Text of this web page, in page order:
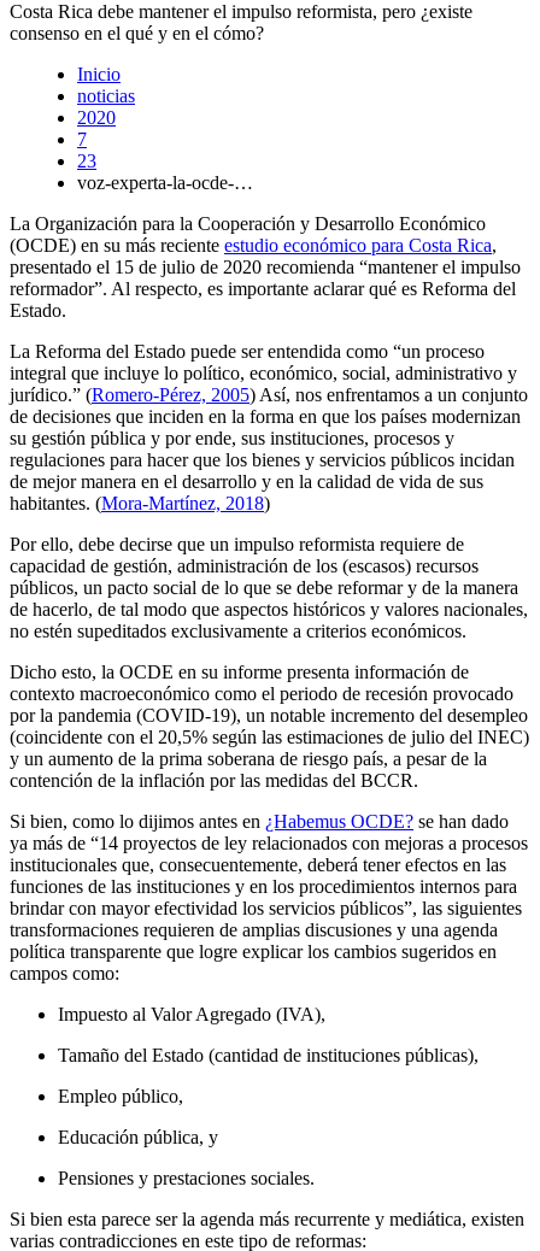
Costa Rica debe mantener el impulso reformista, pero ¿existe
consenso en el qué y en el cómo?
Inicio
noticias
2020
7
23
voz-experta-la-ocde-…
La Organización para la Cooperación y Desarrollo Económico
(OCDE) en su más reciente estudio económico para Costa Rica,
presentado el 15 de julio de 2020 recomienda “mantener el impulso
reformador”. Al respecto, es importante aclarar qué es Reforma del
Estado.
La Reforma del Estado puede ser entendida como “un proceso
integral que incluye lo político, económico, social, administrativo y
jurídico.” (Romero-Pérez, 2005) Así, nos enfrentamos a un conjunto
de decisiones que inciden en la forma en que los países modernizan
su gestión pública y por ende, sus instituciones, procesos y
regulaciones para hacer que los bienes y servicios públicos incidan
de mejor manera en el desarrollo y en la calidad de vida de sus
habitantes. (Mora-Martínez, 2018)
Por ello, debe decirse que un impulso reformista requiere de
capacidad de gestión, administración de los (escasos) recursos
públicos, un pacto social de lo que se debe reformar y de la manera
de hacerlo, de tal modo que aspectos históricos y valores nacionales,
no estén supeditados exclusivamente a criterios económicos.
Dicho esto, la OCDE en su informe presenta información de
contexto macroeconómico como el periodo de recesión provocado
por la pandemia (COVID-19), un notable incremento del desempleo
(coincidente con el 20,5% según las estimaciones de julio del INEC)
y un aumento de la prima soberana de riesgo país, a pesar de la
contención de la inflación por las medidas del BCCR.
Si bien, como lo dijimos antes en ¿Habemus OCDE? se han dado
ya más de “14 proyectos de ley relacionados con mejoras a procesos
institucionales que, consecuentemente, deberá tener efectos en las
funciones de las instituciones y en los procedimientos internos para
brindar con mayor efectividad los servicios públicos”, las siguientes
transformaciones requieren de amplias discusiones y una agenda
política transparente que logre explicar los cambios sugeridos en
campos como:
Impuesto al Valor Agregado (IVA),
Tamaño del Estado (cantidad de instituciones públicas),
Empleo público,
Educación pública, y
Pensiones y prestaciones sociales.
Si bien esta parece ser la agenda más recurrente y mediática, existen
varias contradicciones en este tipo de reformas: